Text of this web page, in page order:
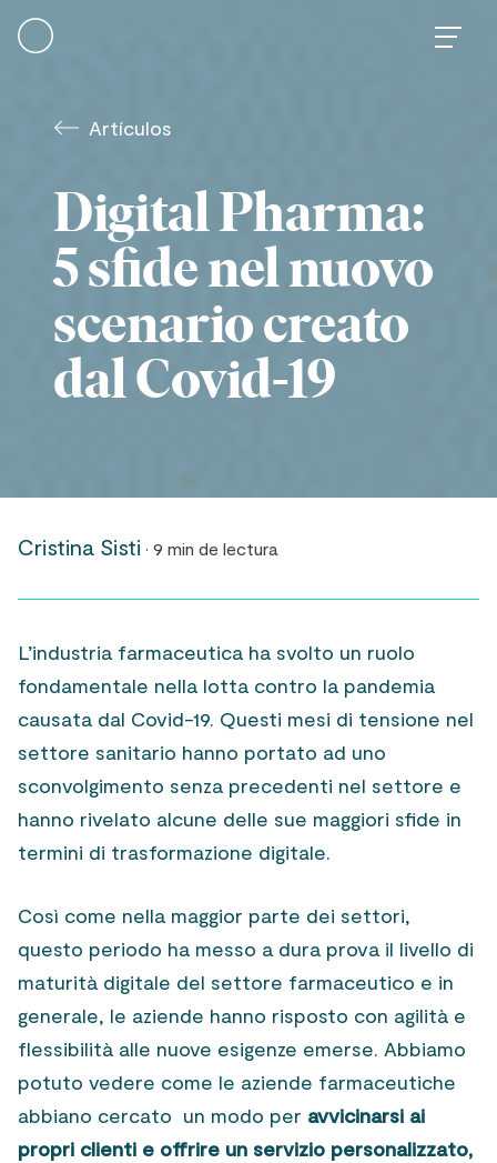
Artículos
Digital Pharma:
5 sfide nel nuovo
scenario creato
dal Covid-19
Cristina Sisti · 9 min de lectura
L’industria farmaceutica ha svolto un ruolo
fondamentale nella lotta contro la pandemia
causata dal Covid-19. Questi mesi di tensione nel
settore sanitario hanno portato ad uno
sconvolgimento senza precedenti nel settore e
hanno rivelato alcune delle sue maggiori sfide in
termini di trasformazione digitale.
Così come nella maggior parte dei settori,
questo periodo ha messo a dura prova il livello di
maturità digitale del settore farmaceutico e in
generale, le aziende hanno risposto con agilità e
flessibilità alle nuove esigenze emerse. Abbiamo
potuto vedere come le aziende farmaceutiche
abbiano cercato un modo per avvicinarsi ai
propri clienti e offrire un servizio personalizzato,